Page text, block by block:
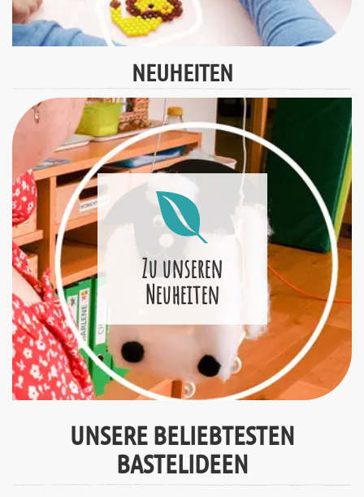
NEUHEITEN
Zu unseren
Neuheiten
UNSERE BELIEBTESTEN
BASTELIDEEN